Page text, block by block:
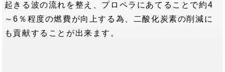
起きる波の流れを整え、プロペラにあてることで約4
～6％程度の燃費が向上する為、二酸化炭素の削減に
も貢献することが出来ます。